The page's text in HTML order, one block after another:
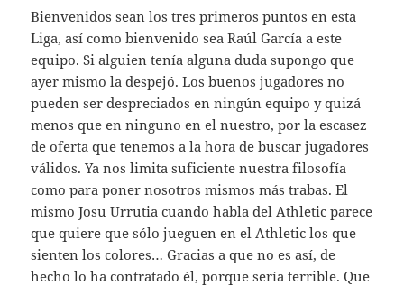
Bienvenidos sean los tres primeros puntos en esta
Liga, así como bienvenido sea Raúl García a este
equipo. Si alguien tenía alguna duda supongo que
ayer mismo la despejó. Los buenos jugadores no
pueden ser despreciados en ningún equipo y quizá
menos que en ninguno en el nuestro, por la escasez
de oferta que tenemos a la hora de buscar jugadores
válidos. Ya nos limita suficiente nuestra filosofía
como para poner nosotros mismos más trabas. El
mismo Josu Urrutia cuando habla del Athletic parece
que quiere que sólo jueguen en el Athletic los que
sienten los colores… Gracias a que no es así, de
hecho lo ha contratado él, porque sería terrible. Que